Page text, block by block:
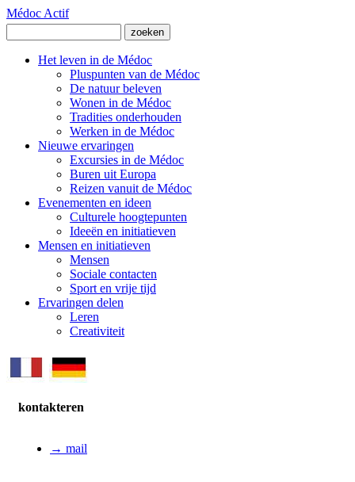
Médoc Actif
Het leven in de Médoc
Pluspunten van de Médoc
De natuur beleven
Wonen in de Médoc
Tradities onderhouden
Werken in de Médoc
Nieuwe ervaringen
Excursies in de Médoc
Buren uit Europa
Reizen vanuit de Médoc
Evenementen en ideen
Culturele hoogtepunten
Ideeën en initiatieven
Mensen en initiatieven
Mensen
Sociale contacten
Sport en vrije tijd
Ervaringen delen
Leren
Creativiteit
kontakteren
→ mail